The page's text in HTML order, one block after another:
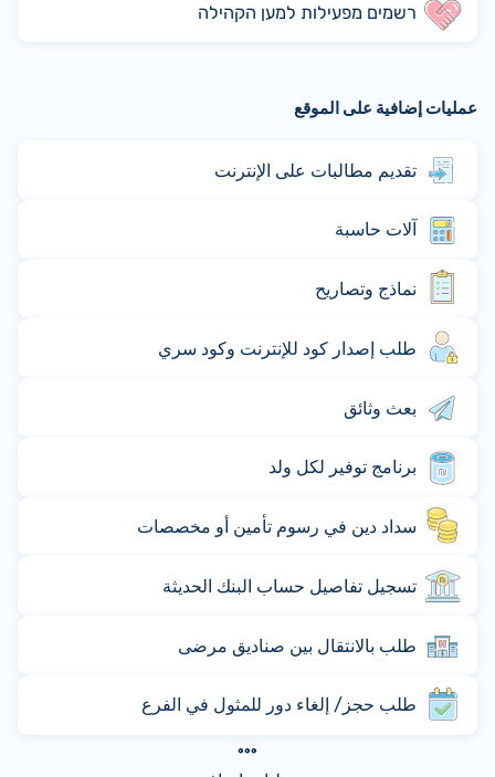
רשמים מפעילות למען הקהילה
عمليات إضافية على الموقع
تقديم مطالبات على الإنترنت
آلات حاسبة
نماذج وتصاريح
طلب إصدار كود للإنترنت وكود سري
بعث وثائق
برنامج توفير لكل ولد
سداد دين في رسوم تأمين أو مخصصات
تسجيل تفاصيل حساب البنك الحديثة
طلب بالانتقال بين صناديق مرضى
طلب حجز/ إلغاء دور للمثول في الفرع